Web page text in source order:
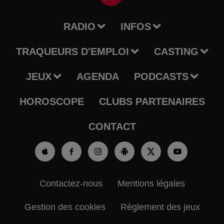
RADIO INFOS
TRAQUEURS D'EMPLOI CASTING
JEUX AGENDA PODCASTS
HOROSCOPE CLUBS PARTENAIRES
CONTACT
Contactez-nous Mentions légales
Gestion des cookies Règlement des jeux